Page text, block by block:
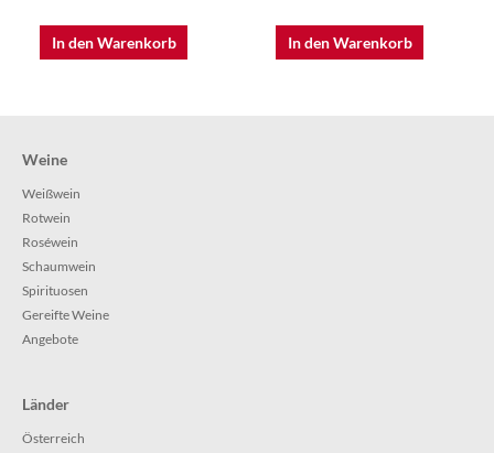
In den Warenkorb In den Warenkorb
Weine
Weißwein
Rotwein
Roséwein
Schaumwein
Spirituosen
Gereifte Weine
Angebote
Länder
Österreich